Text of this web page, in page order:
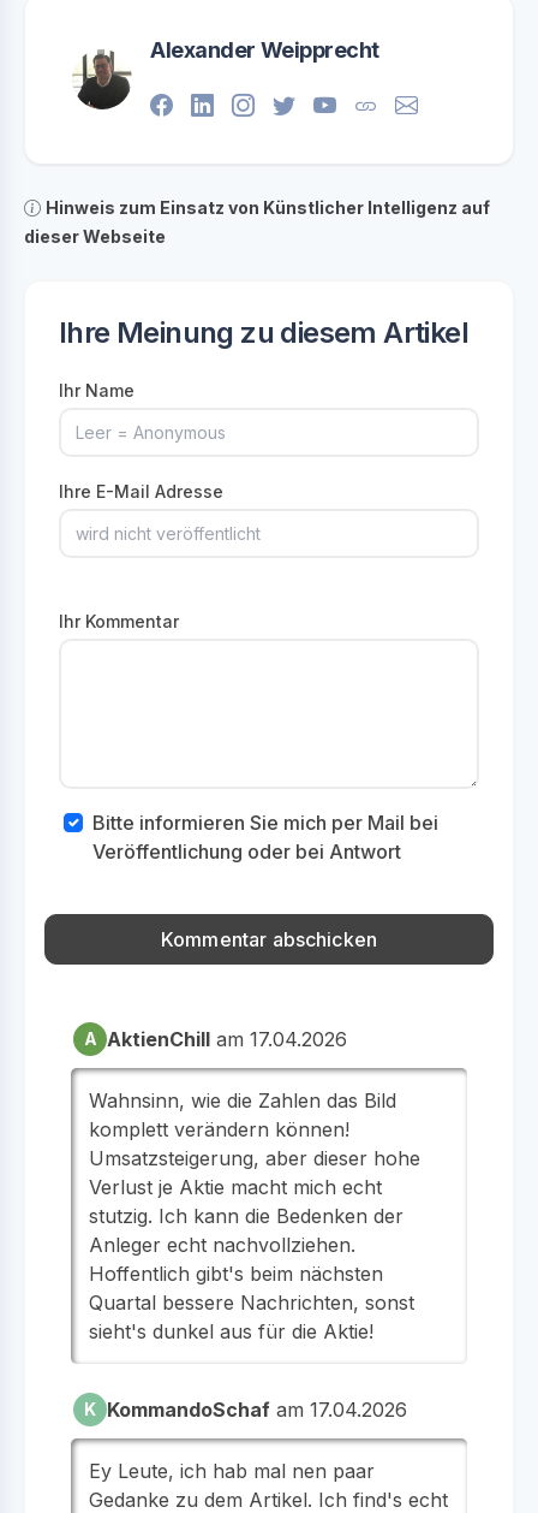
Alexander Weipprecht
Hinweis zum Einsatz von Künstlicher Intelligenz auf
dieser Webseite
Ihre Meinung zu diesem Artikel
Ihr Name
Ihre E-Mail Adresse
Ihr Kommentar
Bitte informieren Sie mich per Mail bei
Veröffentlichung oder bei Antwort
A AktienChill am 17.04.2026
Wahnsinn, wie die Zahlen das Bild
komplett verändern können!
Umsatzsteigerung, aber dieser hohe
Verlust je Aktie macht mich echt
stutzig. Ich kann die Bedenken der
Anleger echt nachvollziehen.
Hoffentlich gibt's beim nächsten
Quartal bessere Nachrichten, sonst
sieht's dunkel aus für die Aktie!
K KommandoSchaf am 17.04.2026
Ey Leute, ich hab mal nen paar
Gedanke zu dem Artikel. Ich find's echt